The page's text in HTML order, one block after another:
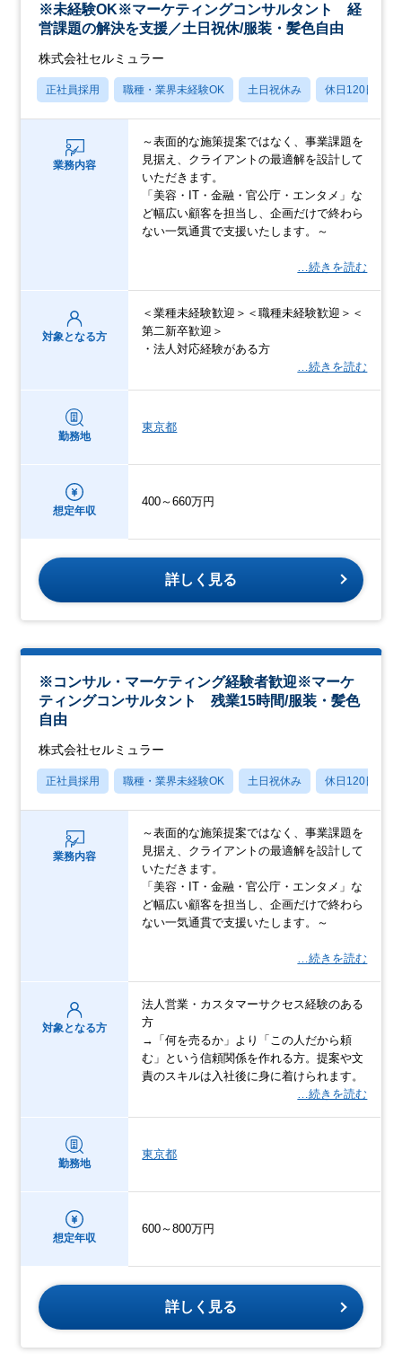
※未経験OK※マーケティングコンサルタント 経
営課題の解決を支援／土日祝休/服装・髪色自由
株式会社セルミュラー
正社員採用 職種・業界未経験OK 土日祝休み 休日120日以上
業務内容
～表面的な施策提案ではなく、事業課題を
見据え、クライアントの最適解を設計して
いただきます。
「美容・IT・金融・官公庁・エンタメ」な
ど幅広い顧客を担当し、企画だけで終わら
ない一気通貫で支援いたします。～
…続きを読む
対象となる方
＜業種未経験歓迎＞＜職種未経験歓迎＞＜
第二新卒歓迎＞
・法人対応経験がある方
…続きを読む
勤務地
東京都
想定年収
400～660万円
詳しく見る
※コンサル・マーケティング経験者歓迎※マーケ
ティングコンサルタント 残業15時間/服装・髪色
自由
株式会社セルミュラー
正社員採用 職種・業界未経験OK 土日祝休み 休日120日以上
業務内容
～表面的な施策提案ではなく、事業課題を
見据え、クライアントの最適解を設計して
いただきます。
「美容・IT・金融・官公庁・エンタメ」な
ど幅広い顧客を担当し、企画だけで終わら
ない一気通貫で支援いたします。～
…続きを読む
対象となる方
法人営業・カスタマーサクセス経験のある
方
→「何を売るか」より「この人だから頼
む」という信頼関係を作れる方。提案や文
責のスキルは入社後に身に着けられます。
…続きを読む
勤務地
東京都
想定年収
600～800万円
詳しく見る